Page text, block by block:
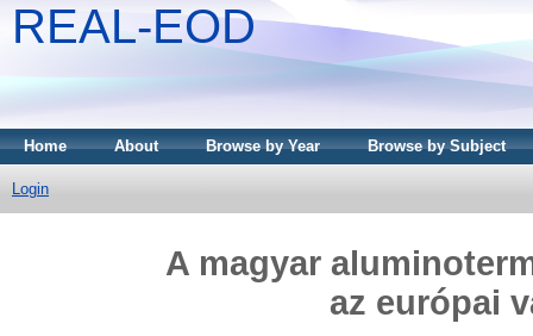
REAL-EOD
Home About Browse by Year Browse by Subject
Login
A magyar
az európai